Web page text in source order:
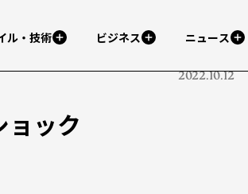
ル・技術 ビジネス ニュース
2022.10.12
ック